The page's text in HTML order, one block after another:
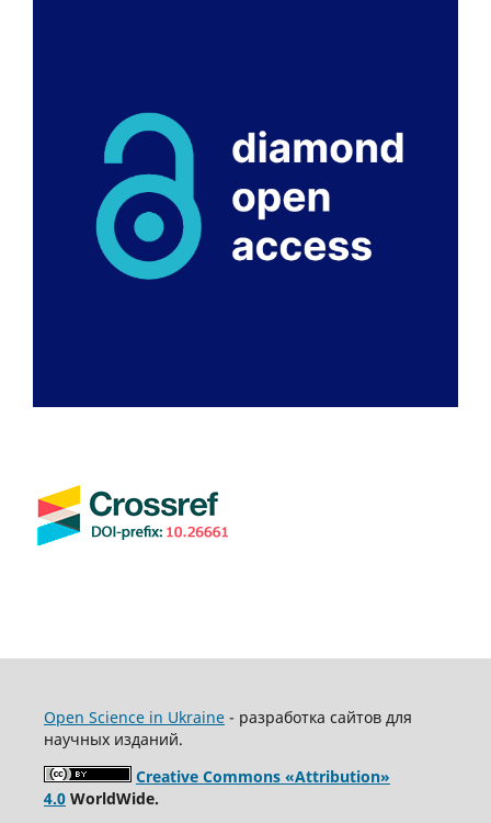
Open Science in Ukraine- разработка сайтов для
научных изданий.
Creative Commons «Attribution»
4.0WorldWide.